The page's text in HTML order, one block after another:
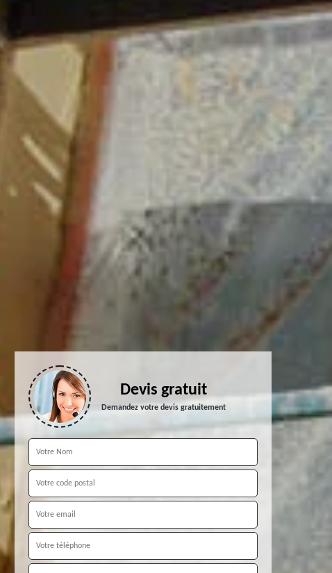
Devis gratuit
Demandez votre devis gratuitement